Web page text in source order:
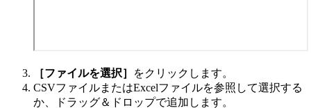
［ファイルを選択］
をクリックします。
CSVファイルまたはExcelファイルを参照して選択する
か、ドラッグ＆ドロップで追加します。